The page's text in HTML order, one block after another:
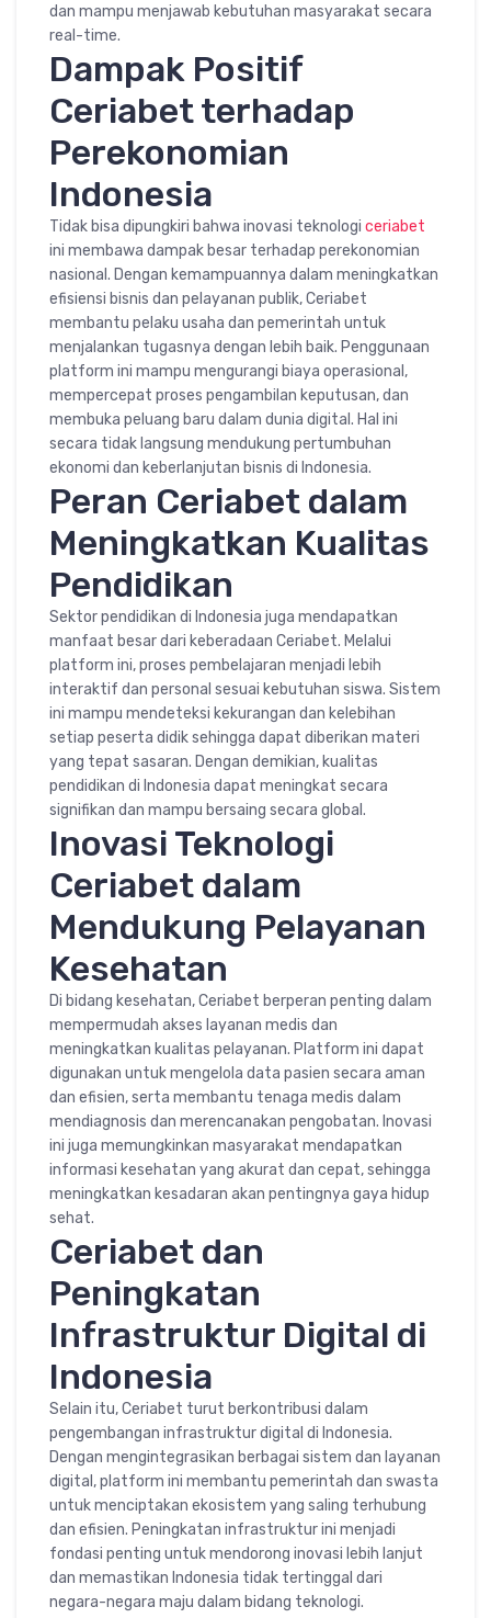
dan mampu menjawab kebutuhan masyarakat secara
real-time.
Dampak Positif
Ceriabet terhadap
Perekonomian
Indonesia
Tidak bisa dipungkiri bahwa inovasi teknologi ceriabet
ini membawa dampak besar terhadap perekonomian
nasional. Dengan kemampuannya dalam meningkatkan
efisiensi bisnis dan pelayanan publik, Ceriabet
membantu pelaku usaha dan pemerintah untuk
menjalankan tugasnya dengan lebih baik. Penggunaan
platform ini mampu mengurangi biaya operasional,
mempercepat proses pengambilan keputusan, dan
membuka peluang baru dalam dunia digital. Hal ini
secara tidak langsung mendukung pertumbuhan
ekonomi dan keberlanjutan bisnis di Indonesia.
Peran Ceriabet dalam
Meningkatkan Kualitas
Pendidikan
Sektor pendidikan di Indonesia juga mendapatkan
manfaat besar dari keberadaan Ceriabet. Melalui
platform ini, proses pembelajaran menjadi lebih
interaktif dan personal sesuai kebutuhan siswa. Sistem
ini mampu mendeteksi kekurangan dan kelebihan
setiap peserta didik sehingga dapat diberikan materi
yang tepat sasaran. Dengan demikian, kualitas
pendidikan di Indonesia dapat meningkat secara
signifikan dan mampu bersaing secara global.
Inovasi Teknologi
Ceriabet dalam
Mendukung Pelayanan
Kesehatan
Di bidang kesehatan, Ceriabet berperan penting dalam
mempermudah akses layanan medis dan
meningkatkan kualitas pelayanan. Platform ini dapat
digunakan untuk mengelola data pasien secara aman
dan efisien, serta membantu tenaga medis dalam
mendiagnosis dan merencanakan pengobatan. Inovasi
ini juga memungkinkan masyarakat mendapatkan
informasi kesehatan yang akurat dan cepat, sehingga
meningkatkan kesadaran akan pentingnya gaya hidup
sehat.
Ceriabet dan
Peningkatan
Infrastruktur Digital di
Indonesia
Selain itu, Ceriabet turut berkontribusi dalam
pengembangan infrastruktur digital di Indonesia.
Dengan mengintegrasikan berbagai sistem dan layanan
digital, platform ini membantu pemerintah dan swasta
untuk menciptakan ekosistem yang saling terhubung
dan efisien. Peningkatan infrastruktur ini menjadi
fondasi penting untuk mendorong inovasi lebih lanjut
dan memastikan Indonesia tidak tertinggal dari
negara-negara maju dalam bidang teknologi.